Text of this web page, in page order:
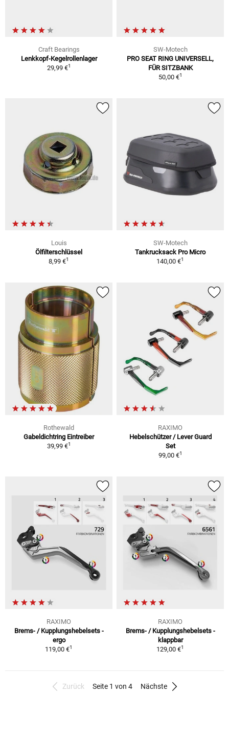
Craft Bearings
Lenkkopf-Kegelrollenlager
29,99 €1
SW-Motech
PRO SEAT RING UNIVERSELL,
FÜR SITZBANK
50,00 €1
Louis
Ölfilterschlüssel
8,99 €1
SW-Motech
Tankrucksack Pro Micro
140,00 €1
Rothewald
Gabeldichtring Eintreiber
39,99 €1
RAXIMO
Hebelschützer / Lever Guard
Set
99,00 €1
RAXIMO
Brems- / Kupplungshebelsets -
ergo
119,00 €1
RAXIMO
Brems- / Kupplungshebelsets -
klappbar
129,00 €1
Zurück Seite 1 von 4 Nächste